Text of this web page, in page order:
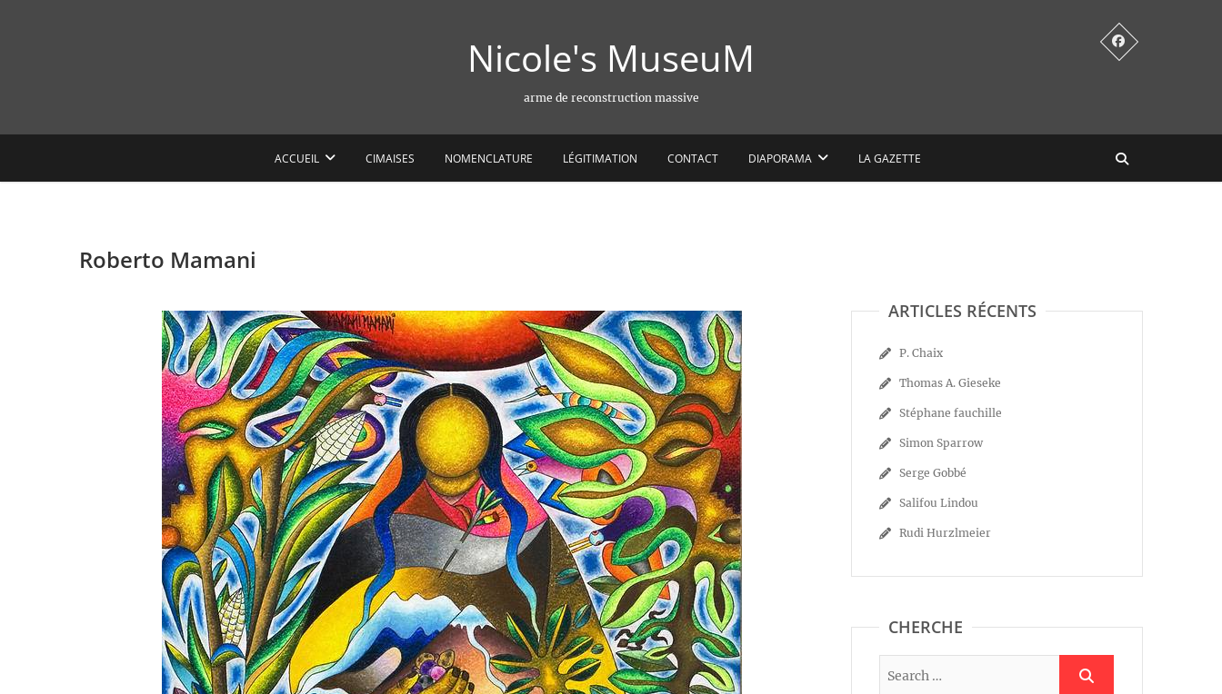
Nicole's MuseuM
arme de reconstruction massive
ACCUEIL CIMAISES NOMENCLATURE LÉGITIMATION CONTACT DIAPORAMA LA GAZETTE
Roberto Mamani
ARTICLES RÉCENTS
P. Chaix
Thomas A. Gieseke
Stéphane fauchille
Simon Sparrow
Serge Gobbé
Salifou Lindou
Rudi Hurzlmeier
CHERCHE